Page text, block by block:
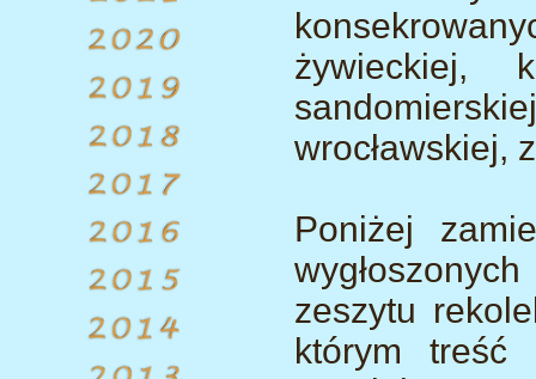
żywieckiej,
wrocławskiej,
Poniżej
zeszytu
którym treść